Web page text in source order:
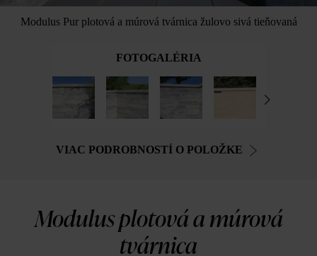
Modulus Pur plotová a múrová tvárnica žulovo sivá tieňovaná
FOTOGALÉRIA
VIAC PODROBNOSTÍ O POLOŽKE
Modulus plotová a múrová
tvárnica